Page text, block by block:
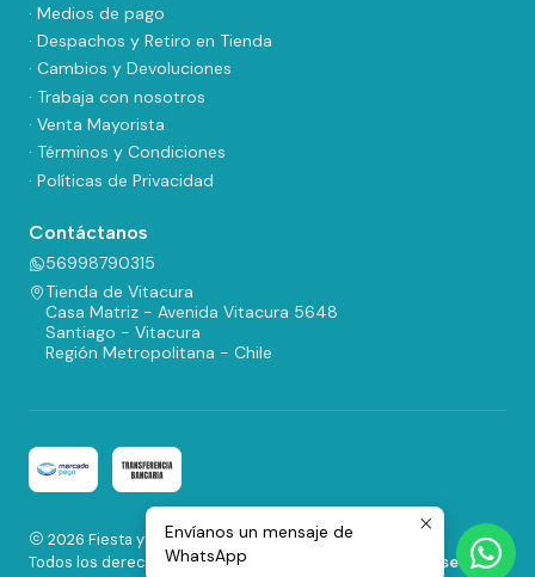
· Medios de pago
· Despachos y Retiro en Tienda
· Cambios y Devoluciones
· Trabaja con nosotros
· Venta Mayorista
· Términos y Condiciones
· Políticas de Privacidad
Contáctanos
56998790315
Tienda de Vitacura
Casa Matriz - Avenida Vitacura 5648
Santiago - Vitacura
Región Metropolitana - Chile
2026 Fiesta y Regalos.
Todos los derechos reservados.
Desarrollado por Jumpseller.
Envíanos un mensaje de
WhatsApp